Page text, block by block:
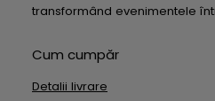
transformând evenimentele
Cum cumpăr
Detalii livrare